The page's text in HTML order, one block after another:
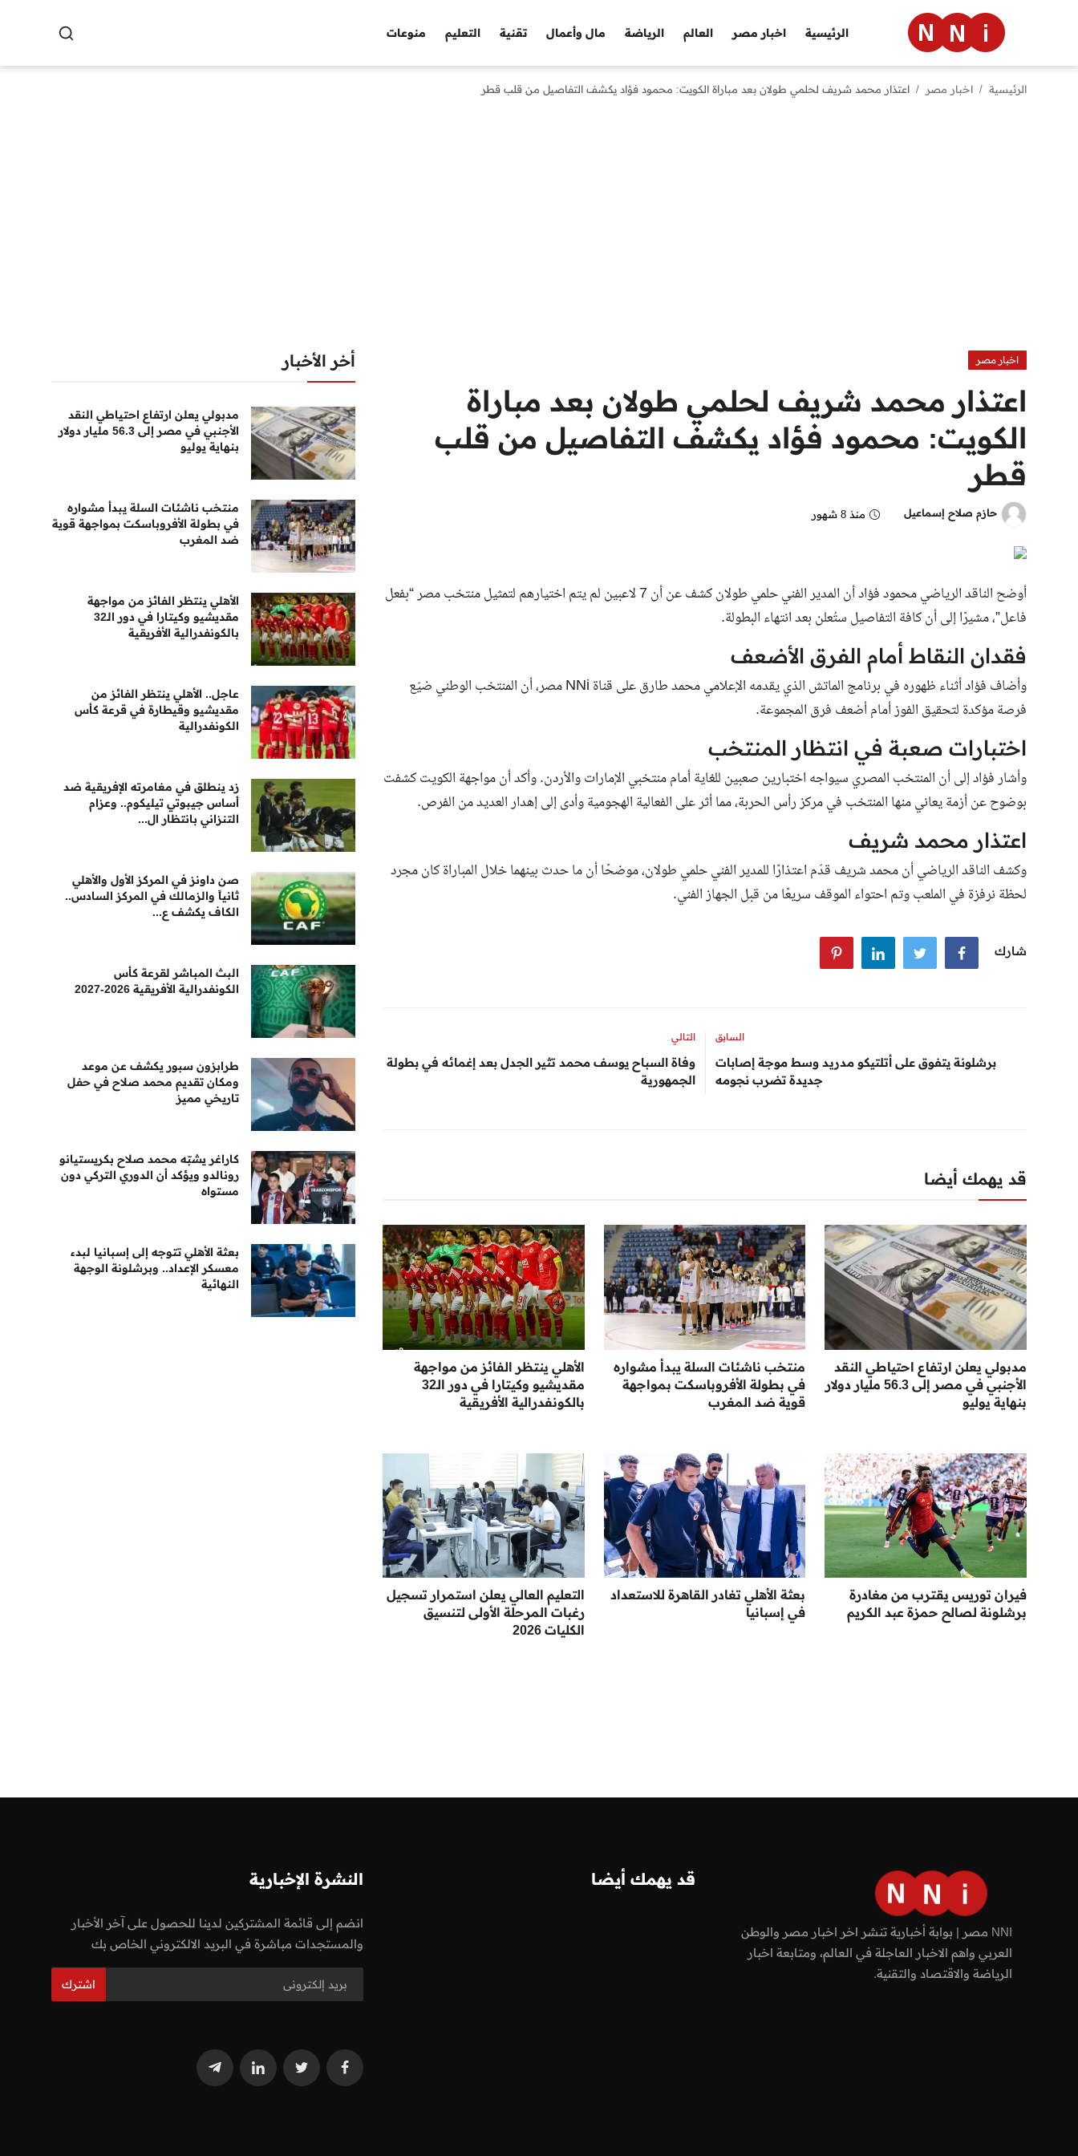
الرئيسية اخبار مصر العالم الرياضة مال وأعمال تقنية التعليم منوعات
منوعات
الرئيسية اخبار مصر اعتذار محمد شريف لحلمي طولان بعد مباراة الكويت: محمود فؤاد يكشف التفاصيل من قلب قطر
اخبار مصر
اعتذار محمد شريف لحلمي طولان بعد مباراة
الكويت: محمود فؤاد يكشف التفاصيل من قلب
قطر
حازم صلاح إسماعيل منذ 8 شهور
أوضح الناقد الرياضي محمود فؤاد أن المدير الفني حلمي طولان كشف عن أن 7 لاعبين لم يتم اختيارهم لتمثيل منتخب مصر “بفعل
فاعل”، مشيرًا إلى أن كافة التفاصيل ستُعلن بعد انتهاء البطولة.
فقدان النقاط أمام الفرق الأضعف
وأضاف فؤاد أثناء ظهوره في برنامج الماتش الذي يقدمه الإعلامي محمد طارق على قناة NNi مصر، أن المنتخب الوطني ضيّع
فرصة مؤكدة لتحقيق الفوز أمام أضعف فرق المجموعة.
اختبارات صعبة في انتظار المنتخب
وأشار فؤاد إلى أن المنتخب المصري سيواجه اختبارين صعبين للغاية أمام منتخبي الإمارات والأردن. وأكد أن مواجهة الكويت كشفت
بوضوح عن أزمة يعاني منها المنتخب في مركز رأس الحربة، مما أثر على الفعالية الهجومية وأدى إلى إهدار العديد من الفرص.
اعتذار محمد شريف
وكشف الناقد الرياضي أن محمد شريف قدّم اعتذارًا للمدير الفني حلمي طولان، موضحًا أن ما حدث بينهما خلال المباراة كان مجرد
لحظة نرفزة في الملعب وتم احتواء الموقف سريعًا من قبل الجهاز الفني.
شارك
السابق
برشلونة يتفوق على أتلتيكو مدريد وسط موجة إصابات
جديدة تضرب نجومه
التالي
وفاة السباح يوسف محمد تثير الجدل بعد إغمائه في بطولة
الجمهورية
قد يهمك أيضا
مدبولي يعلن ارتفاع احتياطي النقد
الأجنبي في مصر إلى 56.3 مليار دولار
بنهاية يوليو
منتخب ناشئات السلة يبدأ مشواره
في بطولة الأفروباسكت بمواجهة
قوية ضد المغرب
الأهلي ينتظر الفائز من مواجهة
مقديشيو وكيتارا في دور الـ32
بالكونفدرالية الأفريقية
فيران توريس يقترب من مغادرة
برشلونة لصالح حمزة عبد الكريم
بعثة الأهلي تغادر القاهرة للاستعداد
في إسبانيا
التعليم العالي يعلن استمرار تسجيل
رغبات المرحلة الأولى لتنسيق
الكليات 2026
أخر الأخبار
مدبولي يعلن ارتفاع احتياطي النقد
الأجنبي في مصر إلى 56.3 مليار دولار
بنهاية يوليو
منتخب ناشئات السلة يبدأ مشواره
في بطولة الأفروباسكت بمواجهة قوية
ضد المغرب
الأهلي ينتظر الفائز من مواجهة
مقديشيو وكيتارا في دور الـ32
بالكونفدرالية الأفريقية
عاجل.. الأهلي ينتظر الفائز من
مقديشيو وقيطارة في قرعة كأس
الكونفدرالية
زد ينطلق في مغامرته الإفريقية ضد
أساس جيبوتي تيليكوم.. وعزام
التنزاني بانتظار ال...
صن داونز في المركز الأول والأهلي
ثانياً والزمالك في المركز السادس..
الكاف يكشف ع...
البث المباشر لقرعة كأس
الكونفدرالية الأفريقية 2026-2027
طرابزون سبور يكشف عن موعد
ومكان تقديم محمد صلاح في حفل
تاريخي مميز
كاراغر يشبّه محمد صلاح بكريستيانو
رونالدو ويؤكد أن الدوري التركي دون
مستواه
بعثة الأهلي تتوجه إلى إسبانيا لبدء
معسكر الإعداد.. وبرشلونة الوجهة
النهائية
NNI مصر | بوابة أخبارية تنشر اخر اخبار مصر والوطن
العربي واهم الاخبار العاجلة في العالم، ومتابعة اخبار
الرياضة والاقتصاد والتقنية.
قد يهمك أيضا النشرة الإخبارية
انضم إلى قائمة المشتركين لدينا للحصول على آخر الأخبار
والمستجدات مباشرة في البريد الالكتروني الخاص بك
اشترك